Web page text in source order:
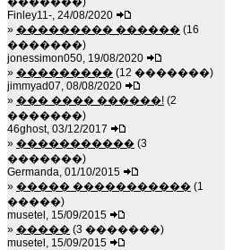
Finley11-, 24/08/2020
» ��������� ������ (16
�������)
jonessimon050, 19/08/2020
» ��������� (12 �������)
jimmyad07, 08/08/2020
» ��� ���� ������! (2
�������)
46ghost, 03/12/2017
» ����������� (3
�������)
Germanda, 01/10/2015
» ����� ����������� (1
�����)
musetel, 15/09/2015
» ����� (3 �������)
musetel, 15/09/2015